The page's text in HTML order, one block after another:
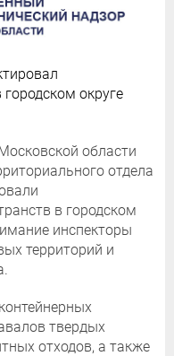
округе
области
отдела
в городском
инспекторы
территорий и
твердых
отходов, а также